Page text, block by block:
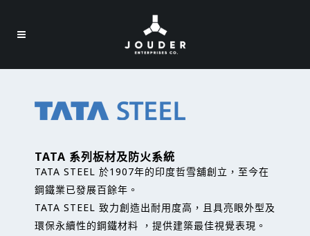
TATA 系列 板材及防火系統
TATA STEEL 於1907年的印度哲雪舖創立，至今在
鋼鐵業已發展百餘年。
TATA STEEL 致力創造出耐用度高，且具亮眼外型及
環保永續性的鋼鐵材料 ，提供建築最佳視覺表現。